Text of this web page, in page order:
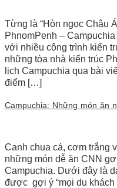
Từng là “Hòn ngọc Châu
PhnomPenh –
với nhiều công trình kiến
những tòa nhà kiến trúc
lịch Campuchia qua bài
điểm […]
Campuchia: Những món ăn
Canh chua cá, cơm trắng
những món dễ ăn CNN
Campuchia. Dưới đây là
được gợi ý “mọi du khách